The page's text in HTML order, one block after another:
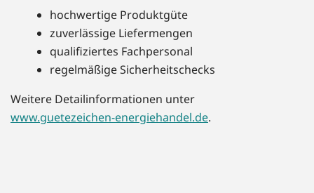
hochwertige Produktgüte
zuverlässige Liefermengen
qualifiziertes Fachpersonal
regelmäßige Sicherheitschecks
Weitere Detailinformationen unter
www.guetezeichen-energiehandel.de.